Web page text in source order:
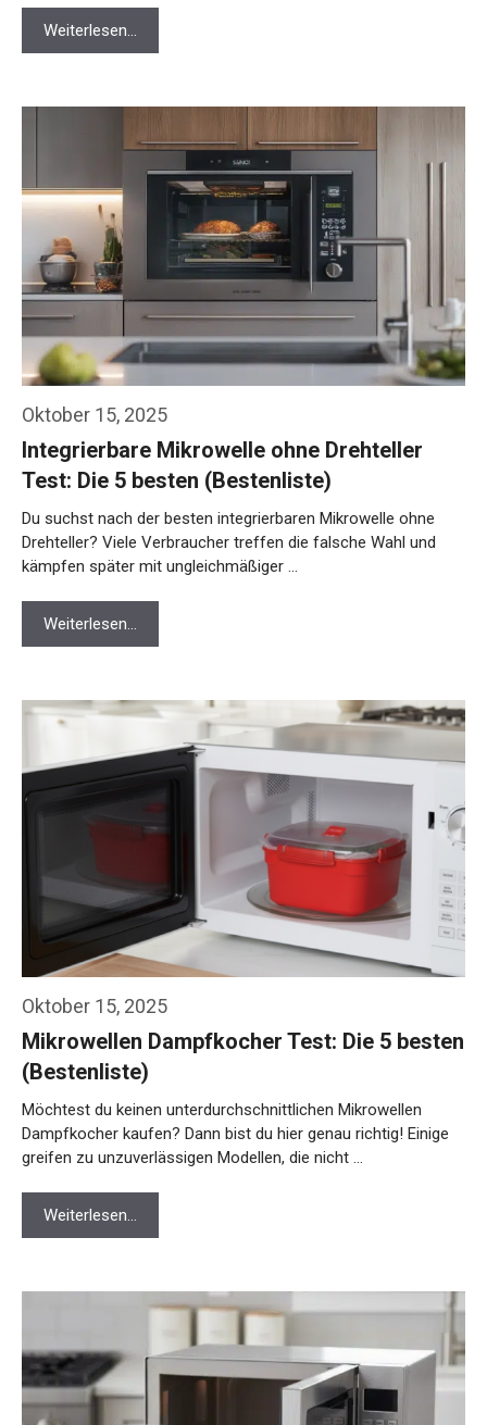
Weiterlesen…
Oktober 15, 2025
Integrierbare Mikrowelle ohne Drehteller
Test: Die 5 besten (Bestenliste)
Du suchst nach der besten integrierbaren Mikrowelle ohne
Drehteller? Viele Verbraucher treffen die falsche Wahl und
kämpfen später mit ungleichmäßiger …
Weiterlesen…
Oktober 15, 2025
Mikrowellen Dampfkocher Test: Die 5 besten
(Bestenliste)
Möchtest du keinen unterdurchschnittlichen Mikrowellen
Dampfkocher kaufen? Dann bist du hier genau richtig! Einige
greifen zu unzuverlässigen Modellen, die nicht …
Weiterlesen…